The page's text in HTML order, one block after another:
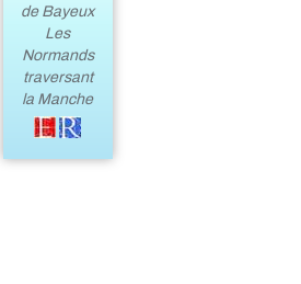
de Bayeux
Les
Normands
traversant
la Manche